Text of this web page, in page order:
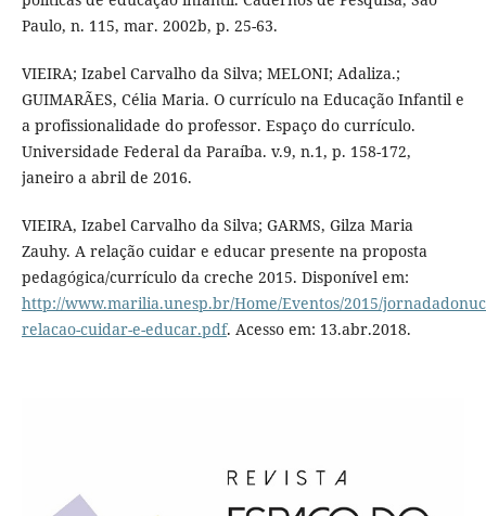
Paulo, n. 115, mar. 2002b, p. 25-63.
VIEIRA; Izabel Carvalho da Silva; MELONI; Adaliza.;
GUIMARÃES, Célia Maria. O currículo na Educação Infantil e
a profissionalidade do professor. Espaço do currículo.
Universidade Federal da Paraíba. v.9, n.1, p. 158-172,
janeiro a abril de 2016.
VIEIRA, Izabel Carvalho da Silva; GARMS, Gilza Maria
Zauhy. A relação cuidar e educar presente na proposta
pedagógica/currículo da creche 2015. Disponível em:
http://www.marilia.unesp.br/Home/Eventos/2015/
relacao-cuidar-e-educar.pdf. Acesso em: 13.abr.2018.